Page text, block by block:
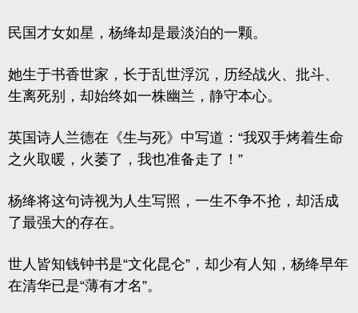
民国才女如星，杨绛却是最淡泊的一颗。
她生于书香世家，长于乱世浮沉，历经战火、批斗、
生离死别，却始终如一株幽兰，静守本心。
英国诗人兰德在《生与死》中写道：“我双手烤着生命
之火取暖，火萎了，我也准备走了！”
杨绛将这句诗视为人生写照，一生不争不抢，却活成
了最强大的存在。
世人皆知钱钟书是“文化昆仑”，却少有人知，杨绛早年
在清华已是“薄有才名”。